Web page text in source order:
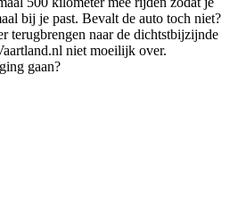
bij je past. Bevalt de auto toch niet?
terugbrengen naar de dichtstbijzijnde
niet moeilijk over.
gaan?